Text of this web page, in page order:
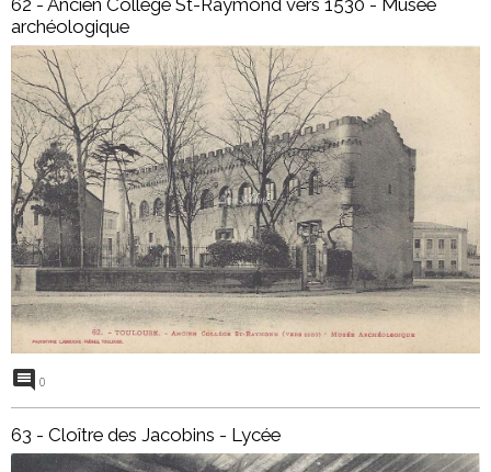
archéologique
0
63 - Cloître des Jacobins - Lycée